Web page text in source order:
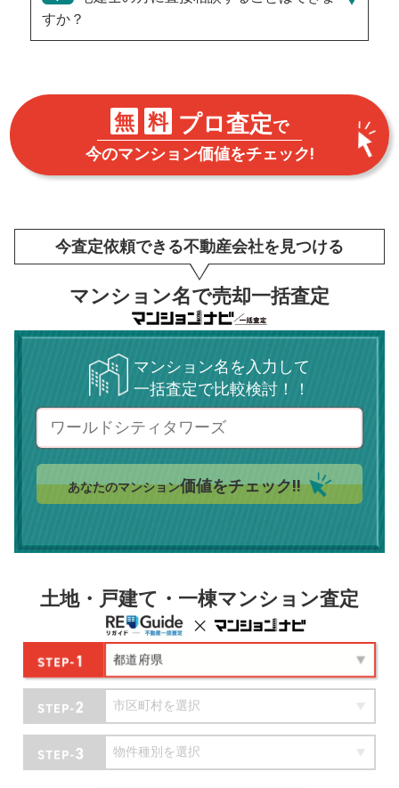
すか？
無 料 プロ査定で
今のマンション価値をチェック!
今査定依頼できる不動産会社を見つける
マンション名で売却一括査定
マンション名を入力して
一括査定で比較検討！！
あなたのマンション価値をチェック!!
土地・戸建て・一棟マンション査定